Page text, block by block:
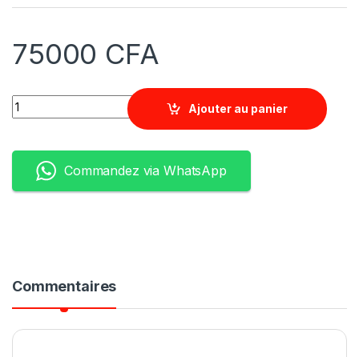
75000 CFA
Quantity
Ajouter au panier
Commandez via WhatsApp
Commentaires